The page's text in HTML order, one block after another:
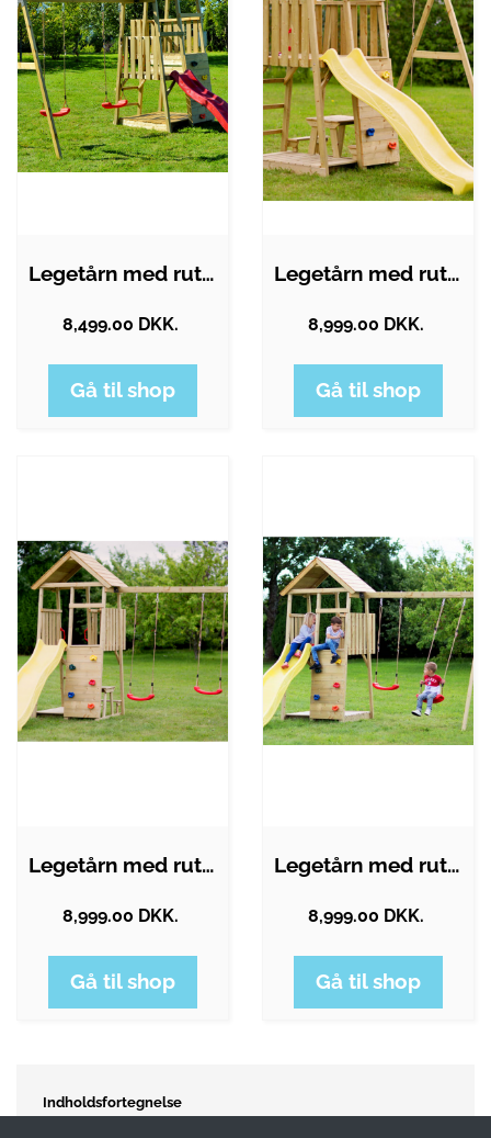
Legetårn med rutsjebane og gynge i…
8,499.00 DKK.
Gå til shop
Legetårn med rutsjebane og gynge i…
8,999.00 DKK.
Gå til shop
Legetårn med rutsjebane og gynge i…
8,999.00 DKK.
Gå til shop
Legetårn med rutsjebane og gynge i…
8,999.00 DKK.
Gå til shop
Indholdsfortegnelse